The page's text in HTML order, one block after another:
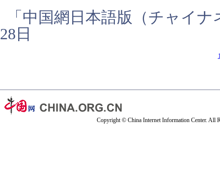
「中国網日本語版（チャイ
28日